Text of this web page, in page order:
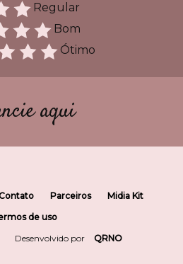
Regular
Bom
Ótimo
aqui
Parceiros
Midia Kit
de uso
Desenvolvido por
QRNO